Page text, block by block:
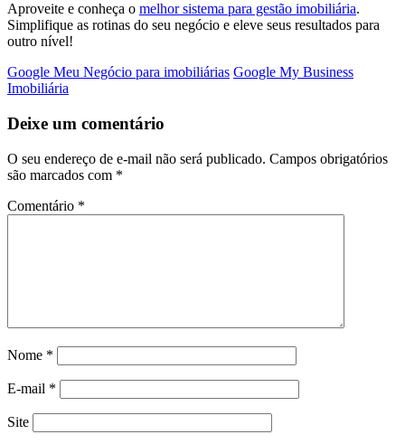
Aproveite e conheça o melhor sistema para gestão imobiliária.
Simplifique as rotinas do seu negócio e eleve seus resultados para
outro nível!
Google Meu Negócio para imobiliárias Google My Business
Imobiliária
Deixe um comentário
O seu endereço de e-mail não será publicado. Campos obrigatórios
são marcados com *
Comentário *
Nome *
E-mail *
Site